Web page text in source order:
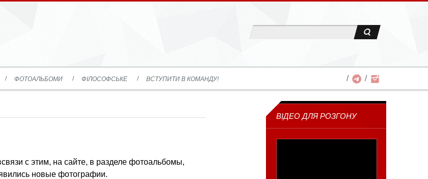
ФОТОАЛЬБОМИ ФІЛОСОФСЬКЕ ВСТУПИТИ В КОМАНДУ!
с этим, на сайте, в разделе фотоальбомы,
новые фотографии.
ВІДЕО ДЛЯ РОЗГОНУ